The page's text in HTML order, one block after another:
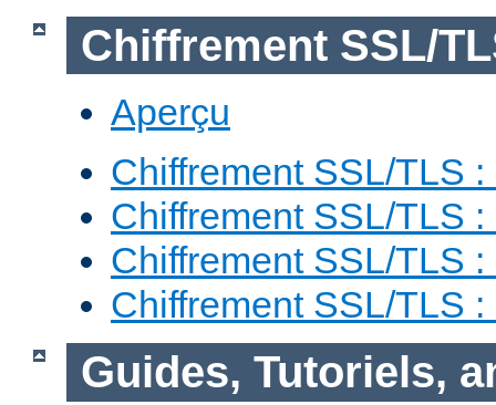
Chiffrement SSL/
Aperçu
Chiffrement SSL/TLS
Chiffrement SSL/TLS
Chiffrement SSL/TLS
Chiffrement SSL/TLS :
Guides, Tutoriels,